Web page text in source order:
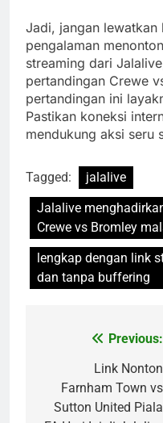
Jadi, jangan lewatkan
pengalaman
streaming dari
pertandingan Crewe
pertandingan ini
Pastikan koneksi
mendukung aksi seru
Tagged:
jalalive
Jalalive
Crewe vs Bromley
lengkap dengan link
dan tanpa buffering
navigation
Previous:
Link Nonton
Farnham Town vs
Sutton United Piala